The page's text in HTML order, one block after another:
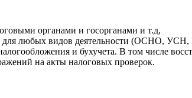
органами и госорганами и т.д,
для любых видов деятельности (ОСНО,
и бухучета. В том числе
на акты налоговых проверок.